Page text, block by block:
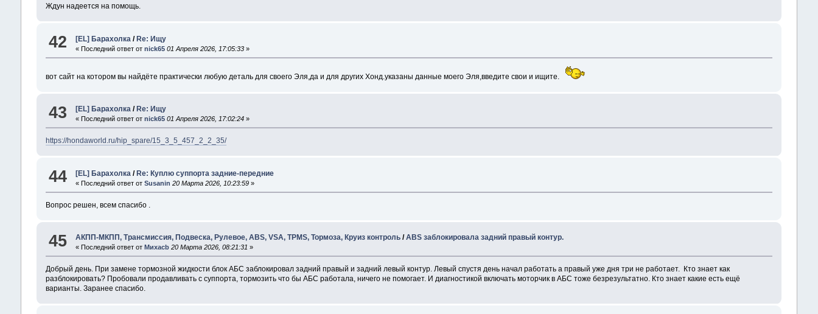
Ждун надеется на помощь.
42 [EL] Барахолка /Re: Ищу
« Последний ответ от nick65 01 Апреля 2026, 17:05:33»
вот сайт на котором вы найдёте практически любую деталь для своего Эля,да и для других Хонд.указаны данные моего Эля,введите свои и ищите.
43 [EL] Барахолка / Re: Ищу
« Последний ответ от nick65 01 Апреля 2026, 17:02:24»
https://hondaworld.ru/hip_spare/15_3_5_457_2_2_35/
44 [EL] Барахолка /Re: Куплю суппорта задние-передние
« Последний ответ от Susanin 20 Марта 2026, 10:23:59»
Вопрос решен, всем спасибо .
45 АКПП-МКПП, Трансмиссия, Подвеска, Рулевое, ABS, VSA, TPMS, Тормоза, Круиз контроль/ABS заблокировала задний правый контур.
« Последний ответ от Михаcb 20 Марта 2026, 08:21:31 »
Добрый день. При замене тормозной жидкости блок АБС заблокировал задний правый и задний левый контур. Левый спустя день начал работать а правый уже дня три не работает. Кто знает как
разблокировать? Пробовали продавливать с суппорта, тормозить что бы АБС работала, ничего не помогает. И диагностикой включать моторчик в АБС тоже безрезультатно. Кто знает какие есть ещё
варианты. Заранее спасибо.